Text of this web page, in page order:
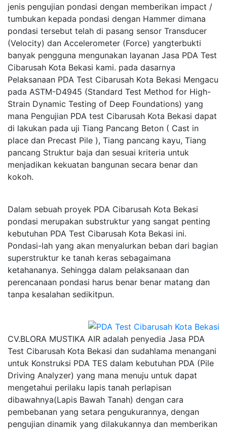
jenis pengujian pondasi dengan memberikan impact /
tumbukan kepada pondasi dengan Hammer dimana
pondasi tersebut telah di pasang sensor Transducer
(Velocity) dan Accelerometer (Force) yangterbukti
banyak pengguna mengunakan layanan Jasa PDA Test
Cibarusah Kota Bekasi kami. pada dasarnya
Pelaksanaan PDA Test Cibarusah Kota Bekasi Mengacu
pada ASTM-D4945 (Standard Test Method for High-
Strain Dynamic Testing of Deep Foundations) yang
mana Pengujian PDA test Cibarusah Kota Bekasi dapat
di lakukan pada uji Tiang Pancang Beton ( Cast in
place dan Precast Pile ), Tiang pancang kayu, Tiang
pancang Struktur baja dan sesuai kriteria untuk
menjadikan kekuatan bangunan secara benar dan
kokoh.
Dalam sebuah proyek PDA Cibarusah Kota Bekasi
pondasi merupakan substruktur yang sangat penting
kebutuhan PDA Test Cibarusah Kota Bekasi ini.
Pondasi-lah yang akan menyalurkan beban dari bagian
superstruktur ke tanah keras sebagaimana
ketahananya. Sehingga dalam pelaksanaan dan
perencanaan pondasi harus benar benar matang dan
tanpa kesalahan sedikitpun.
CV.BLORA MUSTIKA AIR adalah penyedia Jasa PDA
Test Cibarusah Kota Bekasi dan sudahlama menangani
untuk Konstruksi PDA TES dalam kebutuhan PDA (Pile
Driving Analyzer) yang mana menuju untuk dapat
mengetahui perilaku lapis tanah perlapisan
dibawahnya(Lapis Bawah Tanah) dengan cara
pembebanan yang setara pengukurannya, dengan
pengujian dinamik yang dilakukannya dan memberikan